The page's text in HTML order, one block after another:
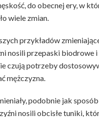
do obecnej ery, w
wiele zmian.
przykładów
nosili przepaski biodrowe
czują potrzeby
mężczyzna.
podobnie jak
nosili obcisłe tuniki,